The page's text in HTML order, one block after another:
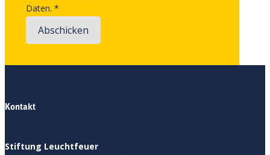
Daten. *
Kontakt
Stiftung Leuchtfeuer